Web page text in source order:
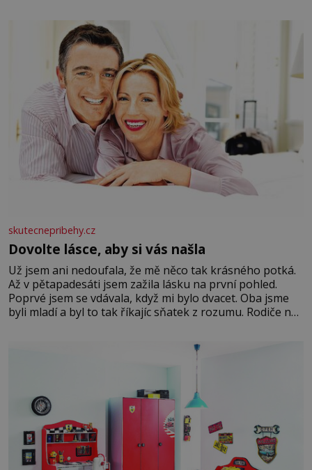
se na koloběžce a den zakončit poznáváním památek ve
Velkých Losinách nebo v termálním
skutecnepribehy.cz
Dovolte lásce, aby si vás našla
Už jsem ani nedoufala, že mě něco tak krásného potká.
Až v pětapadesáti jsem zažila lásku na první pohled.
Poprvé jsem se vdávala, když mi bylo dvacet. Oba jsme
byli mladí a byl to tak říkajíc sňatek z rozumu. Rodiče nás